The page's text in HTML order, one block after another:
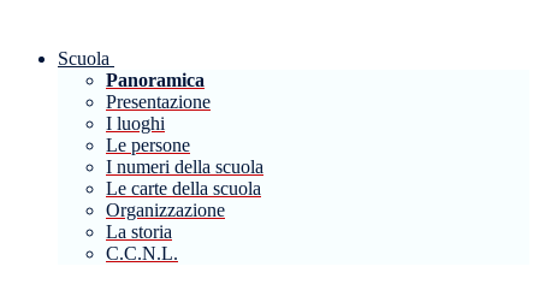
Scuola
Panoramica
Presentazione
I luoghi
Le persone
I numeri della scuola
Le carte della scuola
Organizzazione
La storia
C.C.N.L.